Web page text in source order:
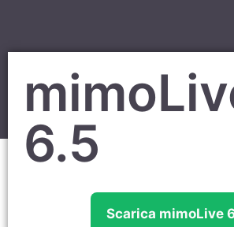
6.5
Scarica mimoLive